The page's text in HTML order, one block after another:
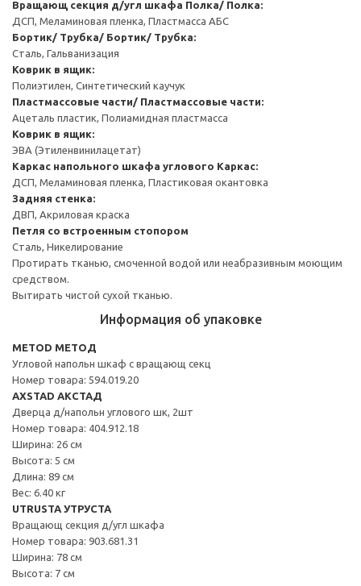
Вращающ секция д/угл шкафа Полка/ Полка:
ДСП, Меламиновая пленка, Пластмасса АБС
Бортик/ Трубка/ Бортик/ Трубка:
Сталь, Гальванизация
Коврик в ящик:
Полиэтилен, Синтетический каучук
Пластмассовые части/ Пластмассовые части:
Ацеталь пластик, Полиамидная пластмасса
Коврик в ящик:
ЭВА (Этиленвинилацетат)
Каркас напольного шкафа углового Каркас:
ДСП, Меламиновая пленка, Пластиковая окантовка
Задняя стенка:
ДВП, Акриловая краска
Петля со встроенным стопором
Сталь, Никелирование
Протирать тканью, смоченной водой или неабразивным моющим
средством.
Вытирать чистой сухой тканью.
Информация об упаковке
METOD МЕТОД
Угловой напольн шкаф с вращающ секц
Номер товара: 594.019.20
AXSTAD АКСТАД
Дверца д/напольн углового шк, 2шт
Номер товара: 404.912.18
Ширина: 26 см
Высота: 5 см
Длина: 89 см
Вес: 6.40 кг
UTRUSTA УТРУСТА
Вращающ секция д/угл шкафа
Номер товара: 903.681.31
Ширина: 78 см
Высота: 7 см